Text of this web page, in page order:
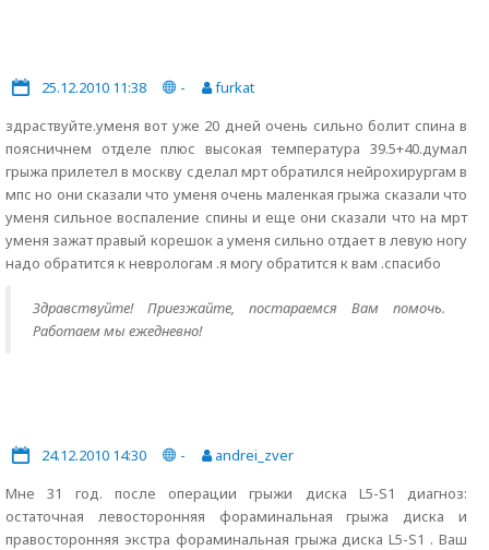
25.12.2010 11:38 -
furkat
здраствуйте.уменя вот уже 20 дней очень сильно болит спина в
поясничнем отделе плюс высокая температура 39.5+40.думал
грыжа прилетел в москву сделал мрт обратился нейрохирургам в
мпс но они сказали что уменя очень маленкая грыжа сказали что
уменя сильное воспаление спины и еще они сказали что на мрт
уменя зажат правый корешок а уменя сильно отдает в левую ногу
надо обратится к неврологам .я могу обратится к вам .спасибо
Здравствуйте! Приезжайте, постараемся Вам помочь.
Работаем мы ежедневно!
24.12.2010 14:30 -
andrei_zver
Мне 31 год. после операции грыжи диска L5-S1 диагноз:
остаточная левосторонняя фораминальная грыжа диска и
правосторонняя экстра фораминальная грыжа диска L5-S1 . Ваш